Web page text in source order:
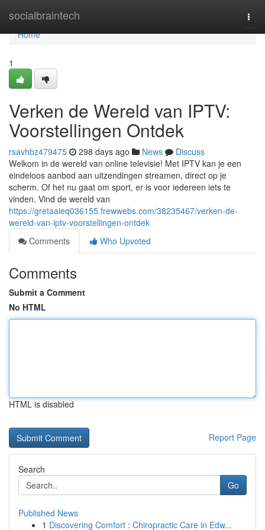
socialbraintech
Home
Home
1
Verken de Wereld van IPTV:
Voorstellingen Ontdek
rsavhbz479475 298 days ago News
Discuss
Welkom in de wereld van online televisie! Met IPTV kan je een
eindeloos aanbod aan uitzendingen streamen, direct op je
scherm. Of het nu gaat om sport, er is voor iedereen iets te
vinden. Vind de wereld van
https://gretaaieq036155.frewwebs.com/38235467/verken-de-
wereld-van-iptv-voorstellingen-ontdek
Comments
Who Upvoted
Comments
Submit a Comment
No HTML
HTML is disabled
Report Page
Search
Go
Published News
1 Discovering Comfort : Chiropractic Care in Edw...